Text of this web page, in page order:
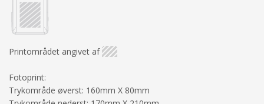
Printområdet angivet af
Fotoprint:
Trykområde øverst: 160mm X 80mm